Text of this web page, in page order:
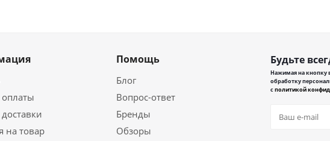
на товар
Помощь
Блог
Вопрос-ответ
Бренды
Обзоры
Будьте
Нажимая на кнопку
обработку
сполитикой